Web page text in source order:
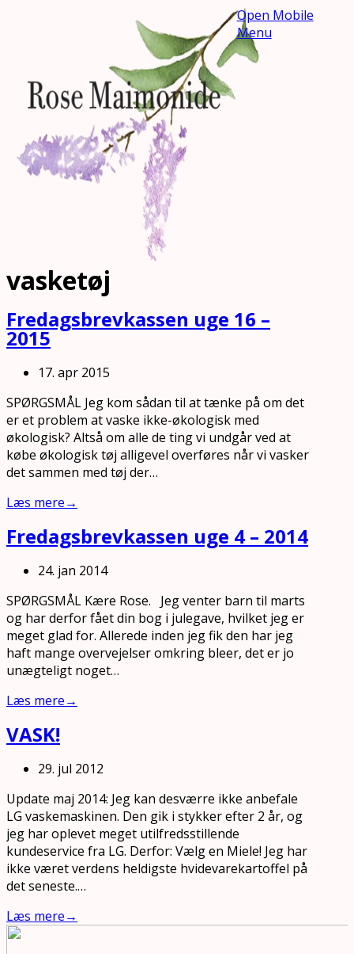
Open Mobile
Menu
vasketøj
Fredagsbrevkassen uge 16 –
2015
17. apr 2015
SPØRGSMÅL Jeg kom sådan til at tænke på om det
er et problem at vaske ikke-økologisk med
økologisk? Altså om alle de ting vi undgår ved at
købe økologisk tøj alligevel overføres når vi vasker
det sammen med tøj der…
Læs mere→
Fredagsbrevkassen uge 4 – 2014
24. jan 2014
SPØRGSMÅL Kære Rose. Jeg venter barn til marts
og har derfor fået din bog i julegave, hvilket jeg er
meget glad for. Allerede inden jeg fik den har jeg
haft mange overvejelser omkring bleer, det er jo
unægteligt noget…
Læs mere→
VASK!
29. jul 2012
Update maj 2014: Jeg kan desværre ikke anbefale
LG vaskemaskinen. Den gik i stykker efter 2 år, og
jeg har oplevet meget utilfredsstillende
kundeservice fra LG. Derfor: Vælg en Miele! Jeg har
ikke været verdens heldigste hvidevarekartoffel på
det seneste.…
Læs mere→